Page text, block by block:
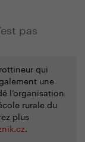
pas
qui
une
l’organisation
rurale du
plus
.